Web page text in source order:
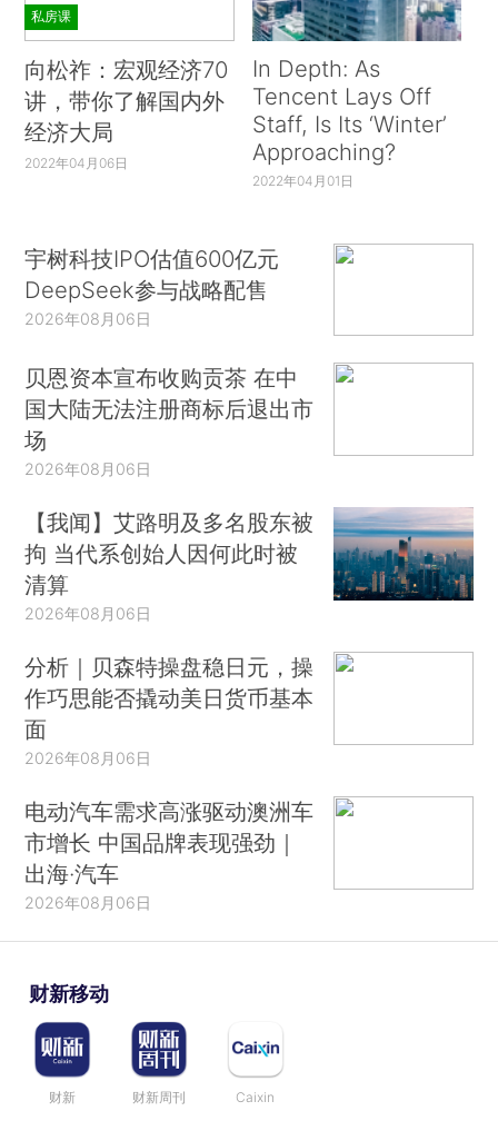
私房课
向松祚：宏观经济70
讲，带你了解国内外
经济大局
2022年04月06日
In Depth: As
Tencent Lays Off
Staff, Is Its ‘Winter’
Approaching?
2022年04月01日
宇树科技IPO估值600亿元
DeepSeek参与战略配售
2026年08月06日
贝恩资本宣布收购贡茶 在中
国大陆无法注册商标后退出市
场
2026年08月06日
【我闻】艾路明及多名股东被
拘 当代系创始人因何此时被
清算
2026年08月06日
分析｜贝森特操盘稳日元，操
作巧思能否撬动美日货币基本
面
2026年08月06日
电动汽车需求高涨驱动澳洲车
市增长 中国品牌表现强劲｜
出海·汽车
2026年08月06日
财新移动
财新 财新周刊 Caixin